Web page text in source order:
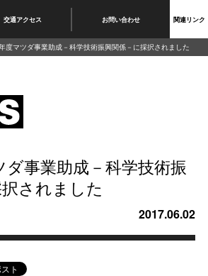
交通アクセス お問い合わせ 関連リンク
ダ事業助成－科学技術振
されました
2017.06.02
度マツダ事業助成－科学技術振興関係－に採択されました